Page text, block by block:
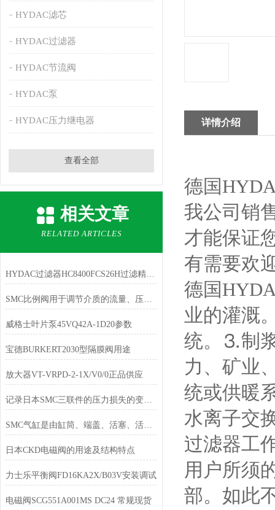
HYDAC滤芯
HYDAC过滤器
HYDAC节流阀
HYDAC泵
HYDAC压力继电器
查看全部
相关文章
RELATED ARTICLES
HYDAC过滤器HC8400FCS26H过滤精度纯清
SMC比例阀用于调节介质的流量、压力和液位
威格士叶片泵45VQ42A-1D20参数
宝德BURKERT2030型隔膜阀用途
放大器VT-VRPD-2-1X/V0/0正品供应
记录日本SMC三联件的压力损失的变化的精密仪器很少
SMC气缸是由缸筒、端盖、活塞、活塞杆和密封件组成
日本CKD电磁阀的用途及结构特点
力士乐平衡阀FD16KA2X/B03V安装调试
电磁阀SCG551A001MS DC24 常规现货
详情介绍
德国
我公司销
才能保证
有需要欢
德国
业的灌溉
统。⒊制
力、矿业
统或供暖
水离子交
过滤器工
用户所须
部。如此